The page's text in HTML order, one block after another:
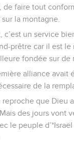
de faire tout
la montagne.
c’est un service
prêtre car il est le
fondée sur de
alliance avait
de la
reproche que Dieu
des jours vont
le peuple